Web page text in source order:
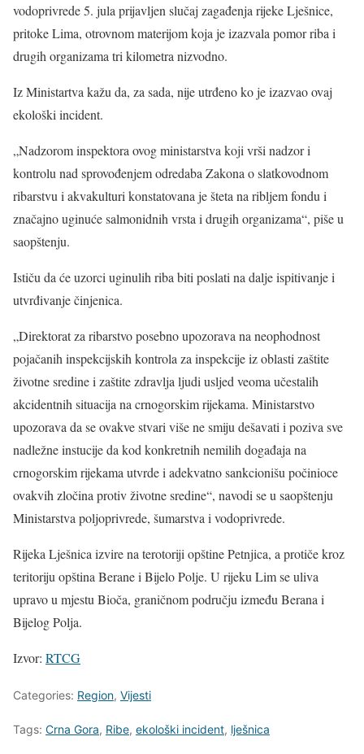
vodoprivrede 5. jula prijavljen slučaj zagađenja rijeke Lješnice,
pritoke Lima, otrovnom materijom koja je izazvala pomor riba i
drugih organizama tri kilometra nizvodno.
Iz Ministartva kažu da, za sada, nije utrđeno ko je izazvao ovaj
ekološki incident.
„Nadzorom inspektora ovog ministarstva koji vrši nadzor i
kontrolu nad sprovođenjem odredaba Zakona o slatkovodnom
ribarstvu i akvakulturi konstatovana je šteta na ribljem fondu i
značajno uginuće salmonidnih vrsta i drugih organizama“, piše u
saopštenju.
Ističu da će uzorci uginulih riba biti poslati na dalje ispitivanje i
utvrđivanje činjenica.
„Direktorat za ribarstvo posebno upozorava na neophodnost
pojačanih inspekcijskih kontrola za inspekcije iz oblasti zaštite
životne sredine i zaštite zdravlja ljudi usljed veoma učestalih
akcidentnih situacija na crnogorskim rijekama. Ministarstvo
upozorava da se ovakve stvari više ne smiju dešavati i poziva sve
nadležne instucije da kod konkretnih nemilih događaja na
crnogorskim rijekama utvrde i adekvatno sankcionišu počinioce
ovakvih zločina protiv životne sredine“, navodi se u saopštenju
Ministarstva poljoprivrede, šumarstva i vodoprivrede.
Rijeka Lješnica izvire na terotoriji opštine Petnjica, a protiče kroz
teritoriju opština Berane i Bijelo Polje. U rijeku Lim se uliva
upravo u mjestu Bioča, graničnom području između Berana i
Bijelog Polja.
Izvor: RTCG
Categories: Region, Vijesti
Tags: Crna Gora, Ribe, ekološki incident, lješnica